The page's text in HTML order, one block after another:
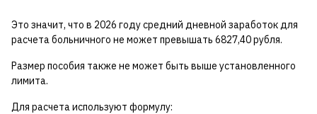
Это значит, что в 2026 году средний дневной заработок для
расчета больничного не может превышать 6827,40 рубля.
Размер пособия также не может быть выше установленного
лимита.
Для расчета используют формулу: